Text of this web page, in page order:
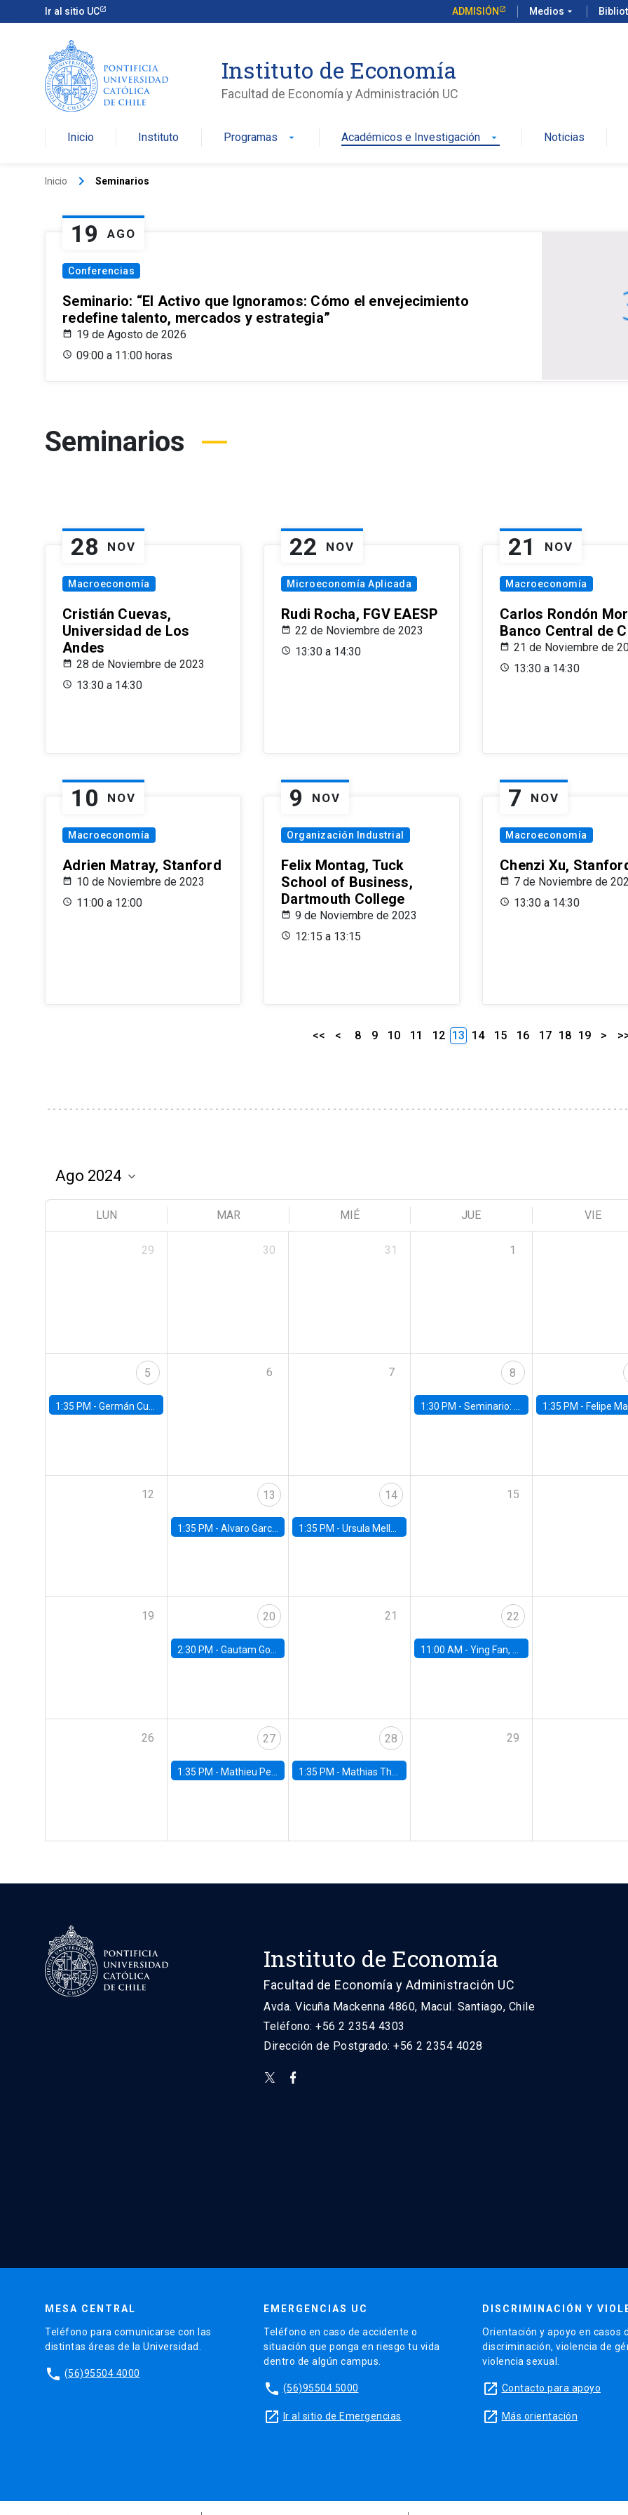
Ir al sitio UC ADMISIÓN Medios arrow_drop_down
Instituto de Economía
Facultad de Economía y Administración UC
Inicio Instituto Programas arrow_drop_down Académicos e Investigación arrow_drop_down Noticias
Inicio keyboard_arrow_right Seminarios
19 AGO
Conferencias
Seminario: “El Activo que Ignoramos: Cómo el envejecimiento
redefine talento, mercados y estrategia”
19 de Agosto de 2026
09:00 a 11:00 horas
Seminarios
28 NOV
Macroeconomía
Cristián Cuevas,
Universidad de Los
Andes
28 de Noviembre de 2023
13:30 a 14:30
22 NOV
Microeconomía Aplicada
Rudi Rocha, FGV EAESP
22 de Noviembre de 2023
13:30 a 14:30
21 NOV
Macroeconomía
Carlos Rondón
Banco Central de
21 de Noviembre de
13:30 a 14:30
10 NOV
Macroeconomía
Adrien Matray, Stanford
10 de Noviembre de 2023
11:00 a 12:00
9 NOV
Organización Industrial
Felix Montag, Tuck
School of Business,
Dartmouth College
9 de Noviembre de 2023
12:15 a 13:15
7 NOV
Macroeconomía
Chenzi Xu,
7 de Noviembre de
13:30 a 14:30
<< < 8 9 10 11 12 13 14 15 16 17 18 19 >
LUN MAR MIÉ JUE VIE
29 30 31 1
5
1:35 PM - Germán Cubas, University of Houston
6 7 8
1:30 PM -Seminario: “Recuperando la humanidad para progresar en la era de la IA» 1:35 PM - Felipe Martínez, alumno Doctorado en
12 13
1:35 PM - Alvaro Garcia-Marin, Universidad de Los Andes
14
1:35 PM -Ursula Mello, Insper - Institute of Education and Research
15
19 20
2:30 PM - Gautam Gowrisankaran, Columbia University
21 22
11:00 AM -Ying Fan, University of Michigan
26 27
1:35 PM - Mathieu Pedemonte, IDB
28
1:35 PM - Mathias Thoenig, University of Lausanne
29
Instituto de Economía
Facultad de Economía y Administración UC
Avda. Vicuña Mackenna 4860, Macul. Santiago, Chile
Teléfono: +56 2 2354 4303
Dirección de Postgrado: +56 2 2354 4028
MESA CENTRAL
Teléfono para comunicarse con las
distintas áreas de la Universidad.
phone (56)95504 4000
EMERGENCIAS UC
Teléfono en caso de accidente o
situación que ponga en riesgo tu vida
dentro de algún campus.
phone (56)95504 5000
launch Ir al sitio de Emergencias
DISCRIMINACIÓN Y
Orientación y apoyo en casos
discriminación, violencia de
violencia sexual.
launch Contacto para apoyo
launch Más orientación